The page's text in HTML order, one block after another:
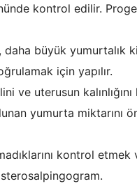
kontrol edilir.
büyük yumurtalık
için yapılır.
ve uterusun
yumurta miktarını
kontrol